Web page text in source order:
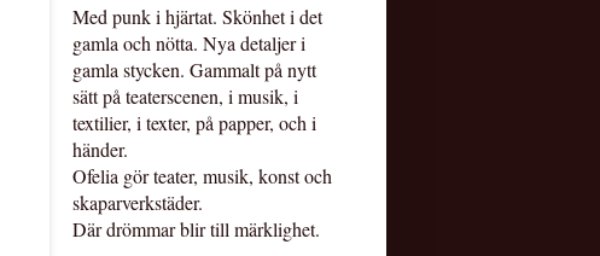
Med punk i hjärtat. Skönhet i det
gamla och nötta. Nya detaljer i
gamla stycken. Gammalt på nytt
sätt på teaterscenen, i musik, i
textilier, i texter, på papper, och i
händer.
Ofelia gör teater, musik, konst och
skaparverkstäder.
Där drömmar blir till märklighet.